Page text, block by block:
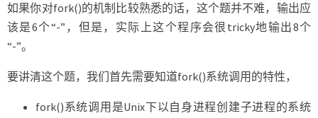
如果你对fork()的机制比较熟悉的话，这个题并不难，输出应
该是6个“-”，但是，实际上这个程序会很tricky地输出8个
“-”。
要讲清这个题，我们首先需要知道fork()系统调用的特性，
fork()系统调用是Unix下以自身进程创建子进程的系统